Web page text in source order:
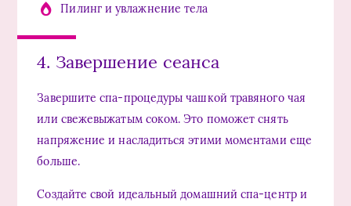
Пилинг и увлажнение тела
4. Завершение сеанса
Завершите спа-процедуры чашкой травяного чая
или свежевыжатым соком. Это поможет снять
напряжение и насладиться этими моментами еще
больше.
Создайте свой идеальный домашний спа-центр и